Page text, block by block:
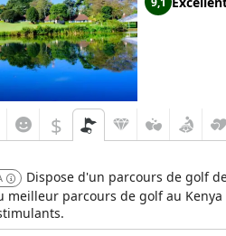
$
Dispose d'un parcours de golf
meilleur parcours de golf au